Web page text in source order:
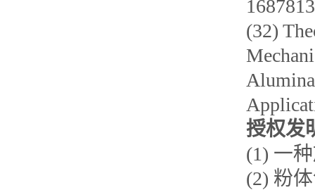
(32)
授权发
(1) 一
(2) 粉